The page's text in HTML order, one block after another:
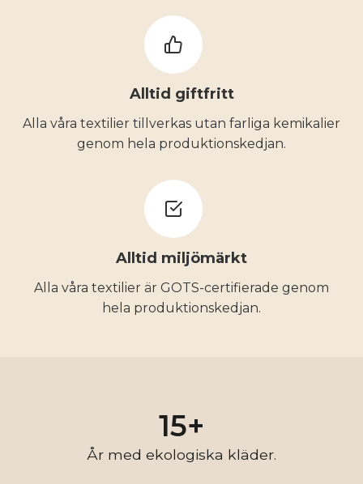
Alltid giftfritt
Alla våra textilier tillverkas utan farliga kemikalier
genom hela produktionskedjan.
Alltid miljömärkt
Alla våra textilier är GOTS-certifierade genom
hela produktionskedjan.
15+
År med ekologiska kläder.